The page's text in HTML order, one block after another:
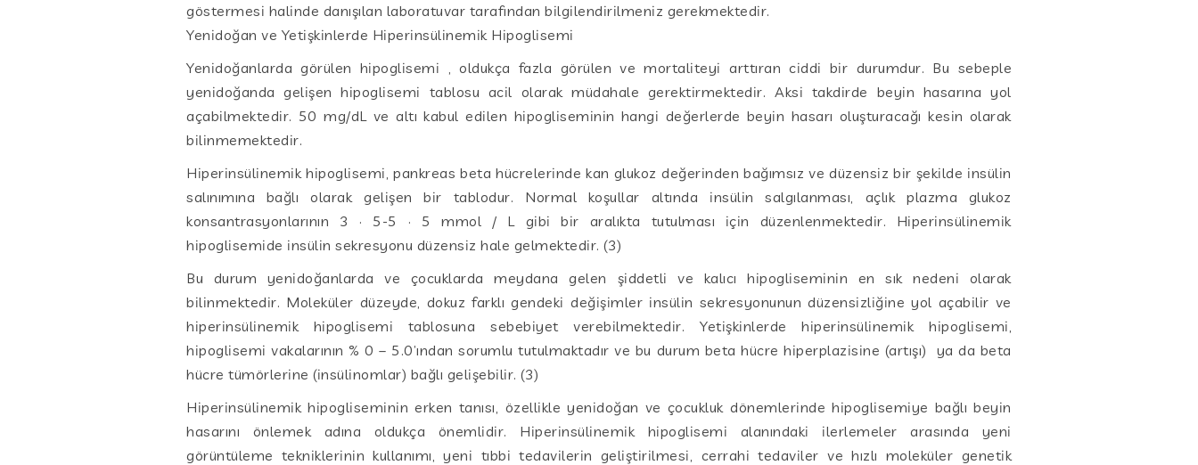
göstermesi halinde danışılan laboratuvar tarafından bilgilendirilmeniz gerekmektedir.
Yenidoğan ve Yetişkinlerde Hiperinsülinemik Hipoglisemi
Yenidoğanlarda görülen hipoglisemi , oldukça fazla görülen ve mortaliteyi arttıran ciddi bir durumdur. Bu sebeple
yenidoğanda gelişen hipoglisemi tablosu acil olarak müdahale gerektirmektedir. Aksi takdirde beyin hasarına yol
açabilmektedir. 50 mg/dL ve altı kabul edilen hipogliseminin hangi değerlerde beyin hasarı oluşturacağı kesin olarak
bilinmemektedir.
Hiperinsülinemik hipoglisemi, pankreas beta hücrelerinde kan glukoz değerinden bağımsız ve düzensiz bir şekilde insülin
salınımına bağlı olarak gelişen bir tablodur. Normal koşullar altında insülin salgılanması, açlık plazma glukoz
konsantrasyonlarının 3 · 5-5 · 5 mmol / L gibi bir aralıkta tutulması için düzenlenmektedir. Hiperinsülinemik
hipoglisemide insülin sekresyonu düzensiz hale gelmektedir. (3)
Bu durum yenidoğanlarda ve çocuklarda meydana gelen şiddetli ve kalıcı hipogliseminin en sık nedeni olarak
bilinmektedir. Moleküler düzeyde, dokuz farklı gendeki değişimler insülin sekresyonunun düzensizliğine yol açabilir ve
hiperinsülinemik hipoglisemi tablosuna sebebiyet verebilmektedir. Yetişkinlerde hiperinsülinemik hipoglisemi,
hipoglisemi vakalarının % 0 – 5.0’ından sorumlu tutulmaktadır ve bu durum beta hücre hiperplazisine (artışı) ya da beta
hücre tümörlerine (insülinomlar) bağlı gelişebilir. (3)
Hiperinsülinemik hipogliseminin erken tanısı, özellikle yenidoğan ve çocukluk dönemlerinde hipoglisemiye bağlı beyin
hasarını önlemek adına oldukça önemlidir. Hiperinsülinemik hipoglisemi alanındaki ilerlemeler arasında yeni
görüntüleme tekniklerinin kullanımı, yeni tıbbi tedavilerin geliştirilmesi, cerrahi tedaviler ve hızlı moleküler genetik